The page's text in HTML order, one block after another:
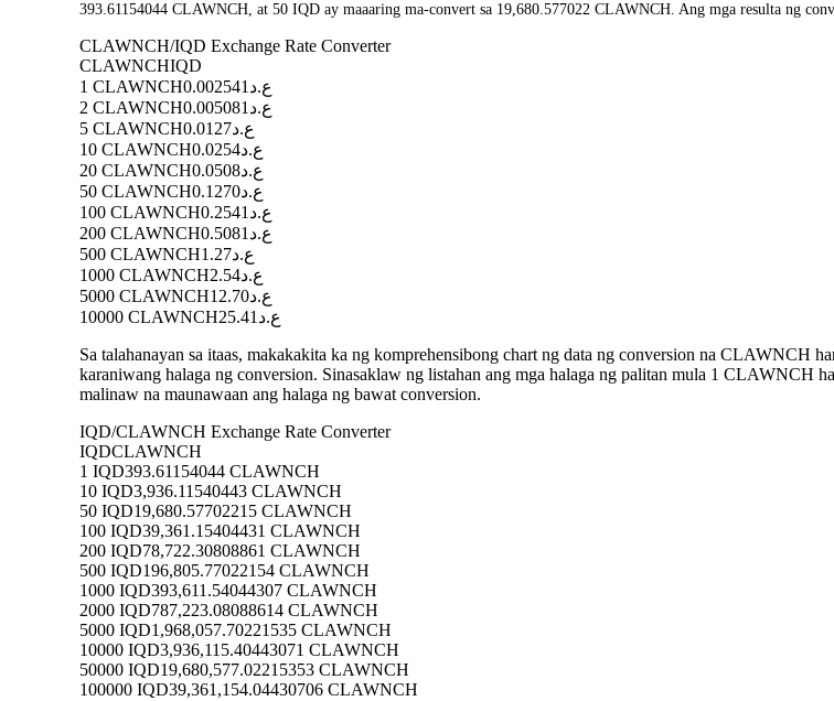
393.61154044 CLAWNCH, at 50 IQD ay maaaring ma-convert sa 19,680.577022 CLAWNCH. Ang mga resulta ng
CLAWNCH/IQD Exchange Rate Converter
CLAWNCHIQD
1 CLAWNCH
ع.د0.002541
2 CLAWNCH
ع.د0.005081
5 CLAWNCH
ع.د0.0127
10 CLAWNCH
ع.د0.0254
20 CLAWNCH
ع.د0.0508
50 CLAWNCH
ع.د0.1270
100 CLAWNCH
ع.د0.2541
200 CLAWNCH
ع.د0.5081
500 CLAWNCH
ع.د1.27
1000 CLAWNCH
ع.د2.54
5000 CLAWNCH
ع.د12.70
10000 CLAWNCH
ع.د25.41
Sa talahanayan sa itaas, makakakita ka ng komprehensibong chart ng data ng conversion na CLAWNCH
karaniwang halaga ng conversion. Sinasaklaw ng listahan ang mga halaga ng palitan mula 1 CLAWNCH
malinaw na maunawaan ang halaga ng bawat conversion.
IQD/CLAWNCH Exchange Rate Converter
IQDCLAWNCH
1 IQD393.61154044 CLAWNCH
10 IQD3,936.11540443 CLAWNCH
50 IQD19,680.57702215 CLAWNCH
100 IQD39,361.15404431 CLAWNCH
200 IQD78,722.30808861 CLAWNCH
500 IQD196,805.77022154 CLAWNCH
1000 IQD393,611.54044307 CLAWNCH
2000 IQD787,223.08088614 CLAWNCH
5000 IQD1,968,057.70221535 CLAWNCH
10000 IQD3,936,115.40443071 CLAWNCH
50000 IQD19,680,577.02215353 CLAWNCH
100000 IQD39,361,154.04430706 CLAWNCH